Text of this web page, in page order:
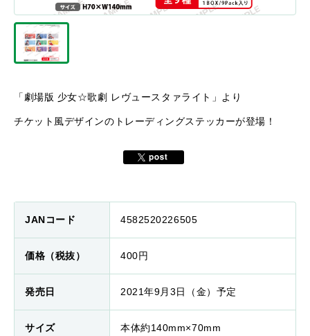
「劇場版 少女☆歌劇 レヴュースタァライト」より
チケット風デザインのトレーディングステッカーが登場！
JANコード 4582520226505
価格（税抜） 400円
発売日 2021年9月3日（金）予定
サイズ 本体約140mm×70mm